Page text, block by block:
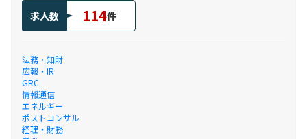
求人数 114件
法務・知財
広報・IR
GRC
情報通信
エネルギー
ポストコンサル
経理・財務